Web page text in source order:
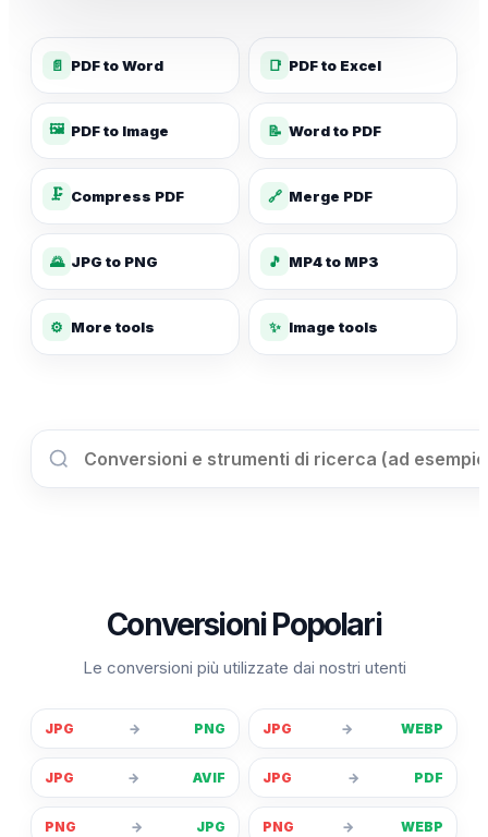
📄 PDF to Word 📑 PDF to Excel
🖼️ PDF to Image 📝 Word to PDF
🗜️ Compress PDF 🔗 Merge PDF
🌄 JPG to PNG 🎵 MP4 to MP3
⚙️ More tools ✨ Image tools
Conversioni Popolari
Le conversioni più utilizzate dai nostri utenti
JPG → PNG JPG → WEBP
JPG → AVIF JPG → PDF
PNG → JPG PNG → WEBP